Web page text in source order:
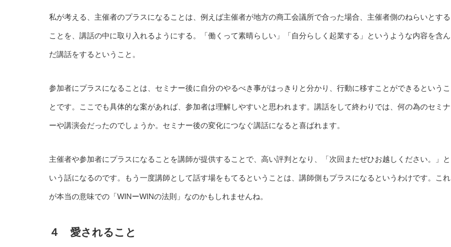
私が考える、主催者のプラスになることは、例えば主催者が地方の商工会議所で合った場合、主催者側のねらいとする
ことを、講話の中に取り入れるようにする。「働くって素晴らしい」「自分らしく起業する」というような内容を含ん
だ講話をするということ。
参加者にプラスになることは、セミナー後に自分のやるべき事がはっきりと分かり、行動に移すことができるというこ
とです。ここでも具体的な案があれば、参加者は理解しやすいと思われます。講話をして終わりでは、何の為のセミナ
ーや講演会だったのでしょうか。セミナー後の変化につなぐ講話になると喜ばれます。
主催者や参加者にプラスになることを講師が提供することで、高い評判となり、「次回またぜひお越しください。」と
いう話になるのです。もう一度講師として話す場をもてるということは、講師側もプラスになるというわけです。これ
が本当の意味での「WINーWINの法則」なのかもしれませんね。
４ 愛されること